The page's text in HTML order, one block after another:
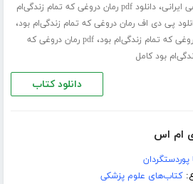
ایرانی،
دانلود pdf رمان دروغی که تمام زندگی‌ام
پی دی اف رمان دروغی که تمام زندگی‌ام بود،
که تمام زندگی‌ام بود،
pdf رمان دروغی که
بود کامل
دانلود کتاب
ام اس
پوردستگردان
کتاب‌های علوم پزشکی